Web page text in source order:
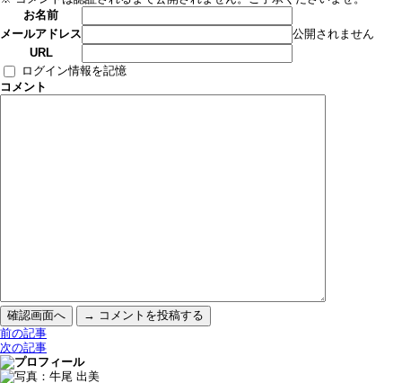
お名前
メールアドレス
公開されません
URL
ログイン情報を記憶
コメント
前の記事
次の記事